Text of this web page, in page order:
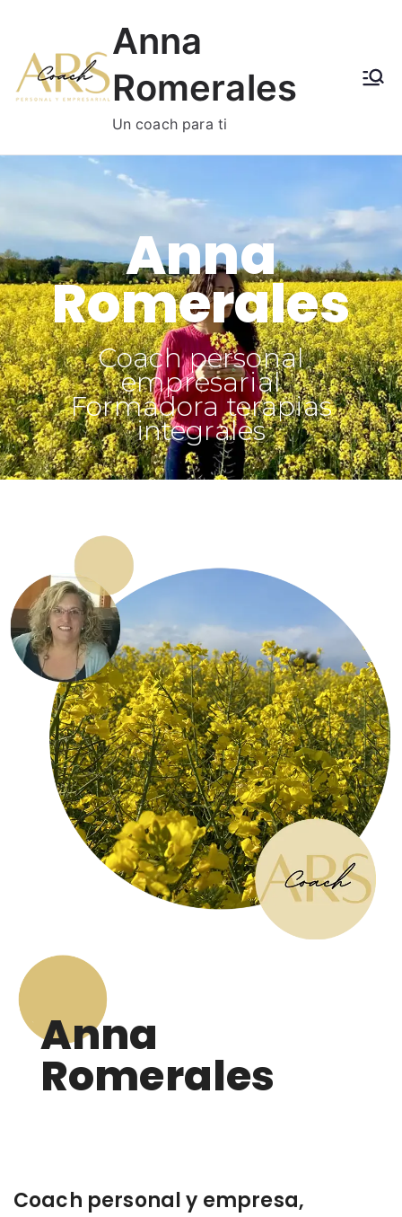
Anna
Romerales
Un coach para ti
Anna
Romerales
Coach personal
empresarial
Formadora terapias
integrales
Anna
Romerales
Coach personal y empresa,